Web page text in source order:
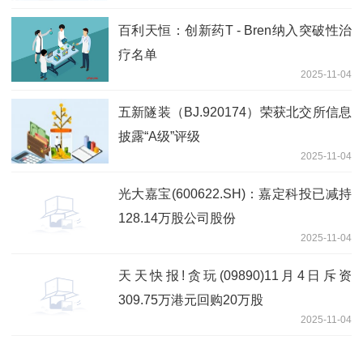
百利天恒：创新药T - Bren纳入突破性治
疗名单
2025-11-04
五新隧装（BJ.920174）荣获北交所信息
披露“A级”评级
2025-11-04
光大嘉宝(600622.SH)：嘉定科投已减持
128.14万股公司股份
2025-11-04
天天快报!贪玩(09890)11月4日斥资
309.75万港元回购20万股
2025-11-04